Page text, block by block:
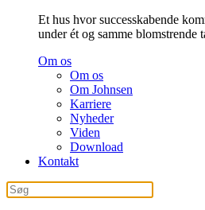
Et hus hvor successkabende
under ét og samme blomstrende
Om os
Om os
Om Johnsen
Karriere
Nyheder
Viden
Download
Kontakt